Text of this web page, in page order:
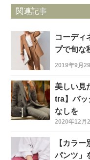
関連記事
コーディ
プで旬な
2019年9月
美しい見
tra】バッ
なしを
2020年12月
【カラ
パンツ」